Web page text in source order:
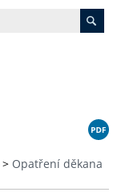
> Opatření děkana